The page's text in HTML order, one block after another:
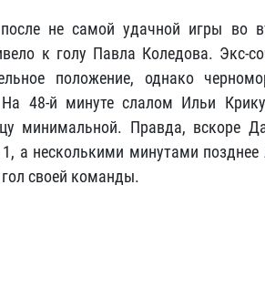
не самой удачной игры во
к голу Павла Коледова. Экс-
положение, однако
48-й минуте слалом Ильи
минимальной. Правда, вскоре
а несколькими минутами позднее
своей команды.